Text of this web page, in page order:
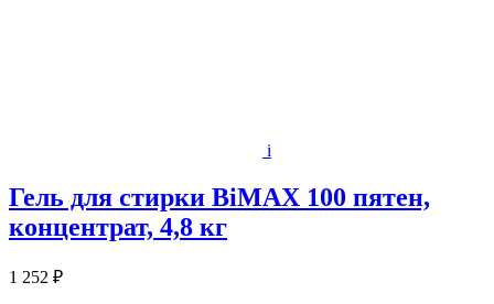
i
Гель для стирки BiMAX 100 пятен,
концентрат, 4,8 кг
1 252 ₽